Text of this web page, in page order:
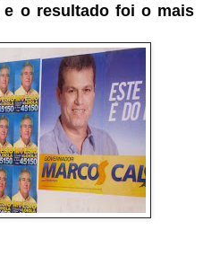
e o resultado foi o mais